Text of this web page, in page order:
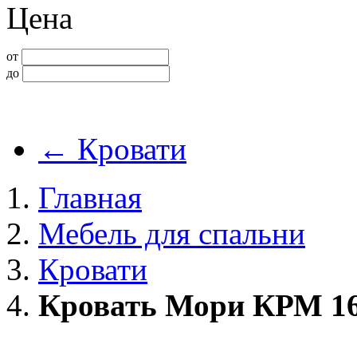
Цена
от
до
← Кровати
Главная
Мебель для спальни
Кровати
Кровать Мори КРМ